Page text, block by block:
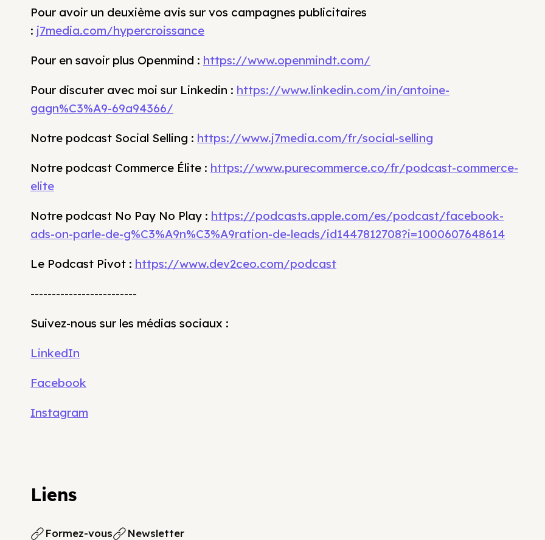
Pour avoir un deuxième avis sur vos campagnes publicitaires
: j7media.com/hypercroissance
Pour en savoir plus Openmind : https://www.openmindt.com/
Pour discuter avec moi sur Linkedin : https://www.linkedin.com/in/antoine-
gagn%C3%A9-69a94366/
Notre podcast Social Selling : https://www.j7media.com/fr/social-selling
Notre podcast Commerce Élite : https://www.purecommerce.co/fr/podcast-commerce-
elite
Notre podcast No Pay No Play : https://podcasts.apple.com/es/podcast/facebook-
ads-on-parle-de-g%C3%A9n%C3%A9ration-de-leads/id1447812708?i=1000607648614
Le Podcast Pivot : https://www.dev2ceo.com/podcast
-------------------------
Suivez-nous sur les médias sociaux :
LinkedIn
Facebook
Instagram
Liens
Formez-vous Newsletter